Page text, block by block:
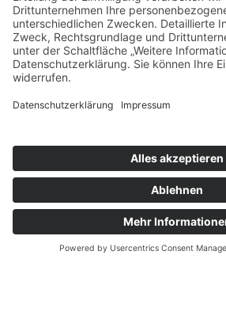
zurück zur Übersicht
Bahnhofstr. 56, 32257 Bünde
Mo. – Do.8:00 – 17:00
Fr.8:00 – 15:00
Newsletter Anmeldung
Leistungen
Jahresabschlüsse
Digitalisierung